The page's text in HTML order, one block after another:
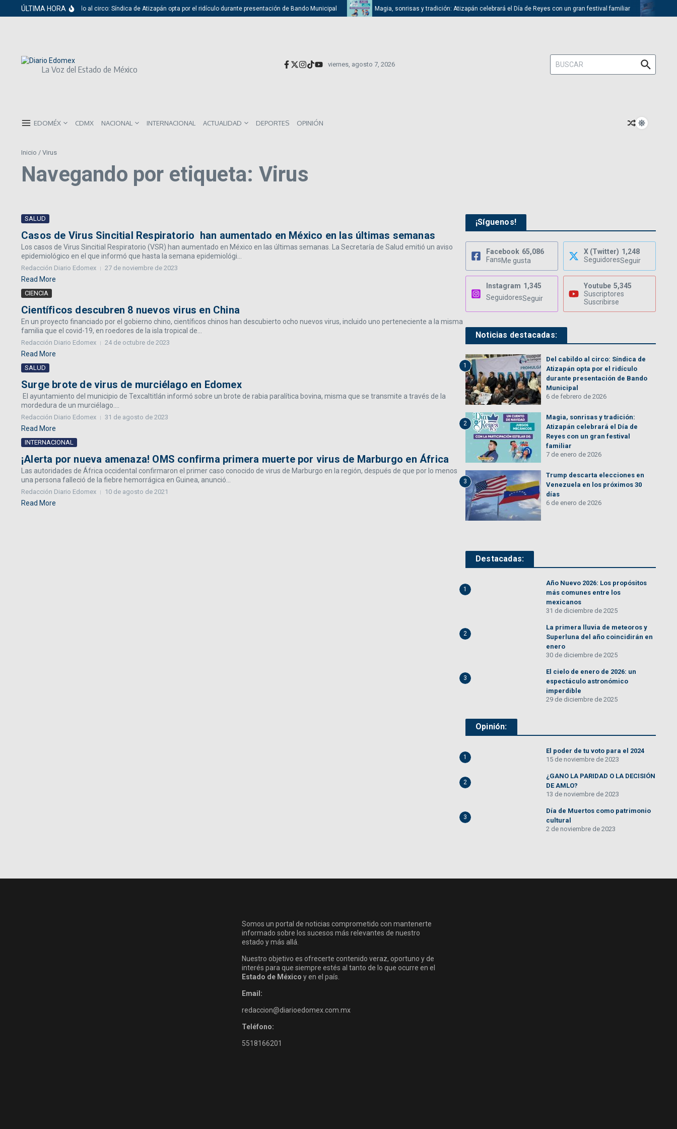
Saltar al contenido
ÚLTIMA HORADel cabildo al circo: Síndica de Atizapán opta por el ridículo durante presentación de Bando Municipal Magia, sonrisas y tradición: Atizapán celebrará el Día de Reyes con un gran festival familiar
La Voz del Estado de México viernes, agosto 7, 2026
Buscar:
EDOMÉX CDMX NACIONAL INTERNACIONAL ACTUALIDAD DEPORTES OPINIÓN
Inicio / Virus
Navegando por etiqueta: Virus
SALUD
Casos de Virus Sincitial Respiratorio han aumentado en México en las últimas semanas
Los casos de Virus Sincitial Respiratorio (VSR) han aumentado en México en las últimas semanas. La Secretaría de Salud emitió un aviso
epidemiológico en el que informó que hasta la semana epidemiológi...
Redacción Diario Edomex 27 de noviembre de 2023
Read More
CIENCIA
Científicos descubren 8 nuevos virus en China
En un proyecto financiado por el gobierno chino, científicos chinos han descubierto ocho nuevos virus, incluido uno perteneciente a la misma
familia que el covid-19, en roedores de la isla tropical de...
Redacción Diario Edomex 24 de octubre de 2023
Read More
SALUD
Surge brote de virus de murciélago en Edomex
El ayuntamiento del municipio de Texcaltitlán informó sobre un brote de rabia paralítica bovina, misma que se transmite a través de la
mordedura de un murciélago....
Redacción Diario Edomex 31 de agosto de 2023
Read More
INTERNACIONAL
¡Alerta por nueva amenaza! OMS confirma primera muerte por virus de Marburgo en África
Las autoridades de África occidental confirmaron el primer caso conocido de virus de Marburgo en la región, después de que por lo menos
una persona falleció de la fiebre hemorrágica en Guinea, anunció...
Redacción Diario Edomex 10 de agosto de 2021
Read More
¡Síguenos!
Facebook 65,086
FansMe gusta
X (Twitter) 1,248
SeguidoresSeguir
Instagram 1,345
SeguidoresSeguir
Youtube 5,345
Suscriptores
Suscribirse
Noticias destacadas:
1
Del cabildo al circo: Síndica de
Atizapán opta por el ridículo
durante presentación de Bando
Municipal
6 de febrero de 2026
2
Magia, sonrisas y tradición:
Atizapán celebrará el Día de
Reyes con un gran festival
familiar
7 de enero de 2026
3
Trump descarta elecciones en
Venezuela en los próximos 30
días
6 de enero de 2026
Destacadas:
1
Año Nuevo 2026: Los propósitos
más comunes entre los
mexicanos
31 de diciembre de 2025
2
La primera lluvia de meteoros y
Superluna del año coincidirán en
enero
30 de diciembre de 2025
3
El cielo de enero de 2026: un
espectáculo astronómico
imperdible
29 de diciembre de 2025
Opinión:
1
El poder de tu voto para el 2024
15 de noviembre de 2023
2
¿GANO LA PARIDAD O LA DECISIÓN
DE AMLO?
13 de noviembre de 2023
3
Día de Muertos como patrimonio
cultural
2 de noviembre de 2023
Somos un portal de noticias comprometido con mantenerte
informado sobre los sucesos más relevantes de nuestro
estado y más allá.
Nuestro objetivo es ofrecerte contenido veraz, oportuno y de
interés para que siempre estés al tanto de lo que ocurre en el
Estado de México y en el país.
Email:
redaccion@diarioedomex.com.mx
Teléfono:
5518166201